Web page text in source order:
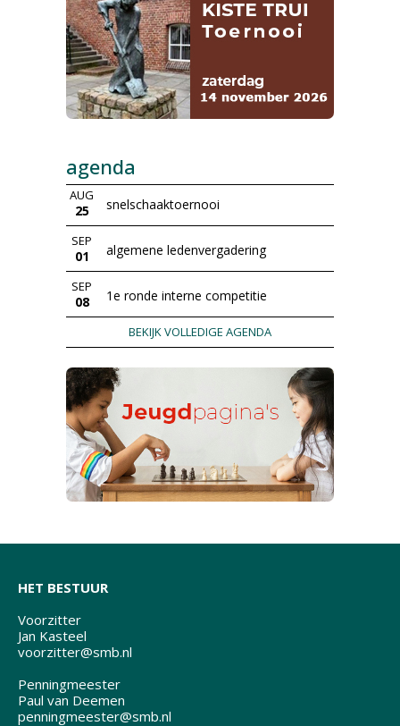
agenda
AUG
25 snelschaaktoernooi
SEP
01 algemene ledenvergadering
SEP
08 1e ronde interne competitie
BEKIJK VOLLEDIGE AGENDA
HET BESTUUR
Voorzitter
Jan Kasteel
voorzitter@smb.nl
Penningmeester
Paul van Deemen
penningmeester@smb.nl